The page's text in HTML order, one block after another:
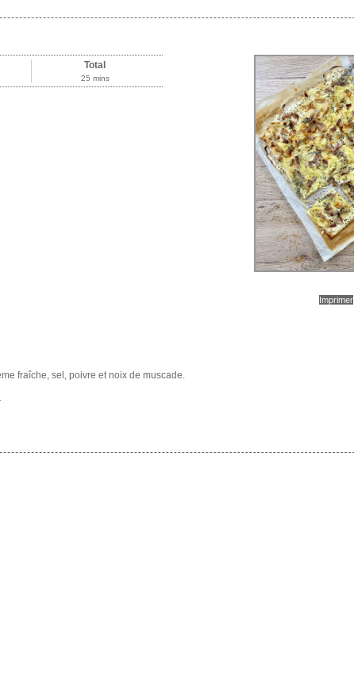
Imprimer
Total
25 mins
fraîche, sel, poivre et noix de muscade.